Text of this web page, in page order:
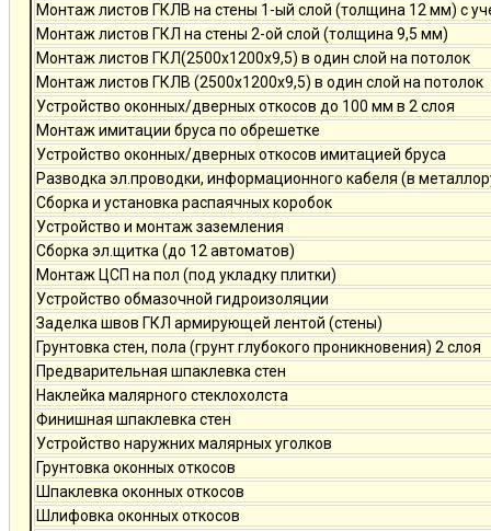
Монтаж листов ГКЛВ на стены 1-ый слой (толщина 12 мм) с
Монтаж листов ГКЛ на стены 2-ой слой (толщина 9,5 мм)
Монтаж листов ГКЛ(2500х1200х9,5) в один слой на потолок
Монтаж листов ГКЛВ (2500х1200х9,5) в один слой на потолок
Устройство оконных/дверных откосов до 100 мм в 2 слоя
Монтаж имитации бруса по обрешетке
Устройство оконных/дверных откосов имитацией бруса
Разводка эл.проводки, информационного кабеля (в
Сборка и установка распаячных коробок
Устройство и монтаж заземления
Сборка эл.щитка (до 12 автоматов)
Монтаж ЦСП на пол (под укладку плитки)
Устройство обмазочной гидроизоляции
Заделка швов ГКЛ армирующей лентой (стены)
Грунтовка стен, пола (грунт глубокого проникновения) 2 слоя
Предварительная шпаклевка стен
Наклейка малярного стеклохолста
Финишная шпаклевка стен
Устройство наружних малярных уголков
Грунтовка оконных откосов
Шпаклевка оконных откосов
Шлифовка оконных откосов